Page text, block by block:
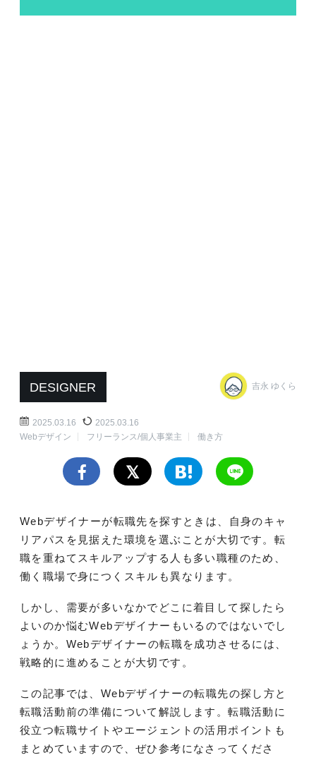
DESIGNER 吉永 ゆくら
2025.03.16
2025.03.16
Webデザイン
フリーランス/個人事業主 働き方
Webデザイナーが転職先を探すときは、自身のキャ
リアパスを見据えた環境を選ぶことが大切です。転
職を重ねてスキルアップする人も多い職種のため、
働く職場で身につくスキルも異なります。
しかし、需要が多いなかでどこに着目して探したら
よいのか悩むWebデザイナーもいるのではないでし
ょうか。Webデザイナーの転職を成功させるには、
戦略的に進めることが大切です。
この記事では、Webデザイナーの転職先の探し方と
転職活動前の準備について解説します。転職活動に
役立つ転職サイトやエージェントの活用ポイントも
まとめていますので、ぜひ参考になさってくださ